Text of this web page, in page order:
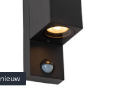
nieuw